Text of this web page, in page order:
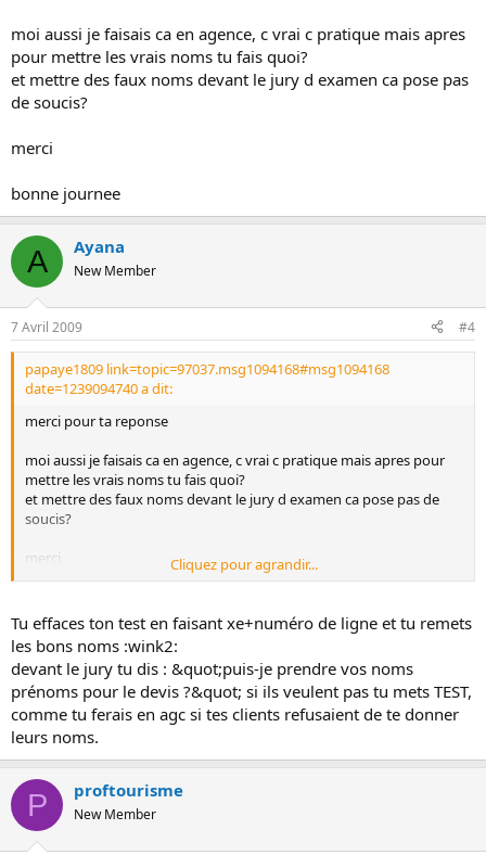
moi aussi je faisais ca en agence, c vrai c pratique mais apres
pour mettre les vrais noms tu fais quoi?
et mettre des faux noms devant le jury d examen ca pose pas
de soucis?
merci
bonne journee
A Ayana
New Member
7 Avril 2009 #4
papaye1809 link=topic=97037.msg1094168#msg1094168
date=1239094740 a dit:
merci pour ta reponse
moi aussi je faisais ca en agence, c vrai c pratique mais apres pour
mettre les vrais noms tu fais quoi?
et mettre des faux noms devant le jury d examen ca pose pas de
soucis?
merci
Cliquez pour agrandir...
Tu effaces ton test en faisant xe+numéro de ligne et tu remets
les bons noms :wink2:
devant le jury tu dis : &quot;puis-je prendre vos noms
prénoms pour le devis ?&quot; si ils veulent pas tu mets TEST,
comme tu ferais en agc si tes clients refusaient de te donner
leurs noms.
P proftourisme
New Member